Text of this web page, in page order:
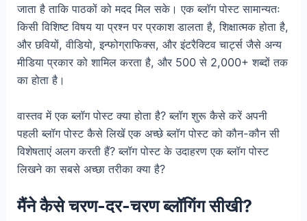
जाता है ताकि पाठकों को मदद मिल सके। एक ब्लॉग पोस्ट सामान्यतः
किसी विशिष्ट विषय या प्रश्न पर प्रकाश डालता है, शिक्षात्मक होता है,
और छवियों, वीडियो, इन्फोग्राफिक्स, और इंटरैक्टिव चार्ट्स जैसे अन्य
मीडिया प्रकार को शामिल करता है, और 500 से 2,000+ शब्दों तक
का होता है।
वास्तव में एक ब्लॉग पोस्ट क्या होता है? ब्लॉग शुरू कैसे करें अपनी
पहली ब्लॉग पोस्ट कैसे लिखें एक अच्छे ब्लॉग पोस्ट को कौन-कौन सी
विशेषताएं अलग करती हैं? ब्लॉग पोस्ट के उदाहरण एक ब्लॉग पोस्ट
लिखने का सबसे अच्छा तरीका क्या है?
मैंने कैसे चरण-दर-चरण ब्लॉगिंग सीखी?